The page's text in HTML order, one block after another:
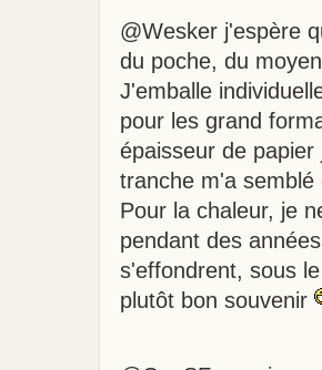
@Wesker j'espère
du poche, du
J'emballe
pour les grand
épaisseur de
tranche m'a
Pour la chaleur, je
pendant des
s'effondrent, sous
plutôt bon souvenir